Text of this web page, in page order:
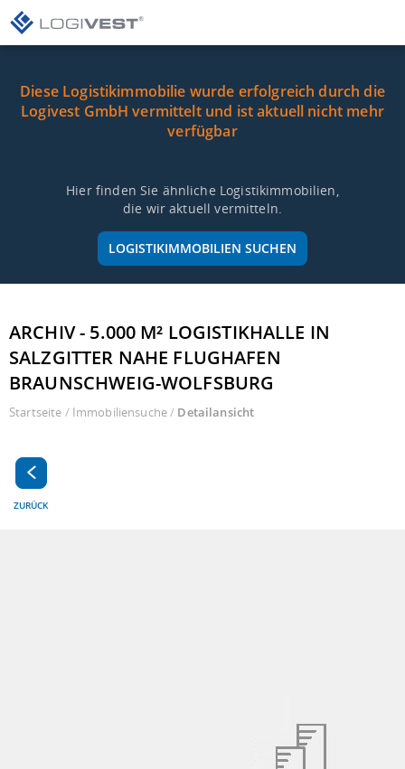
Diese Logistikimmobilie wurde erfolgreich durch die
Logivest GmbH vermittelt und ist aktuell nicht mehr
verfügbar
Hier finden Sie ähnliche Logistikimmobilien,
die wir aktuell vermitteln.
LOGISTIKIMMOBILIEN SUCHEN
ARCHIV - 5.000 M² LOGISTIKHALLE IN
SALZGITTER NAHE FLUGHAFEN
BRAUNSCHWEIG-WOLFSBURG
Startseite / Immobiliensuche/ Detailansicht
ZURÜCK